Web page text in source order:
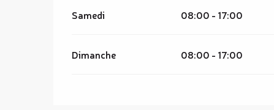
Samedi 08:00 - 17:00
Dimanche 08:00 - 17:00